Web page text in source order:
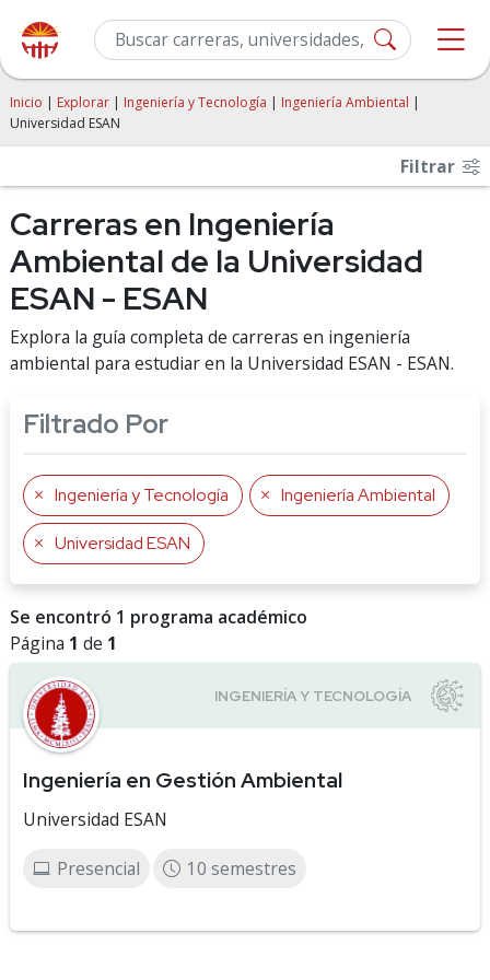
Inicio | Explorar | Ingeniería y Tecnología | Ingeniería Ambiental |
Universidad ESAN
Filtrar
Carreras en Ingeniería
Ambiental de la Universidad
ESAN - ESAN
Explora la guía completa de carreras en ingeniería
ambiental para estudiar en la Universidad ESAN - ESAN.
Filtrado Por
Ingeniería y Tecnología Ingeniería Ambiental
Universidad ESAN
Se encontró 1 programa académico
Página 1 de 1
Ingeniería en Gestión Ambiental
Universidad ESAN
Presencial 10 semestres